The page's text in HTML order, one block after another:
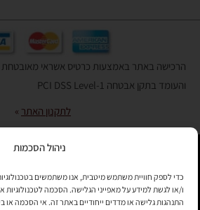
ניהול הסכמות
ו/או לגשת למידע על מאפייני הגלישה. הסכמה לטכנולוגיות
התנהגות גלישה או מדדים ייחודיים באתר זה. אי הסכמה או
והעומד בתקן אבטחה PCI DSS Level-1
לתקנון האתר»
תהיו בקשר
רוצים לקבל מידי פעם מידע? מקסימום פעם